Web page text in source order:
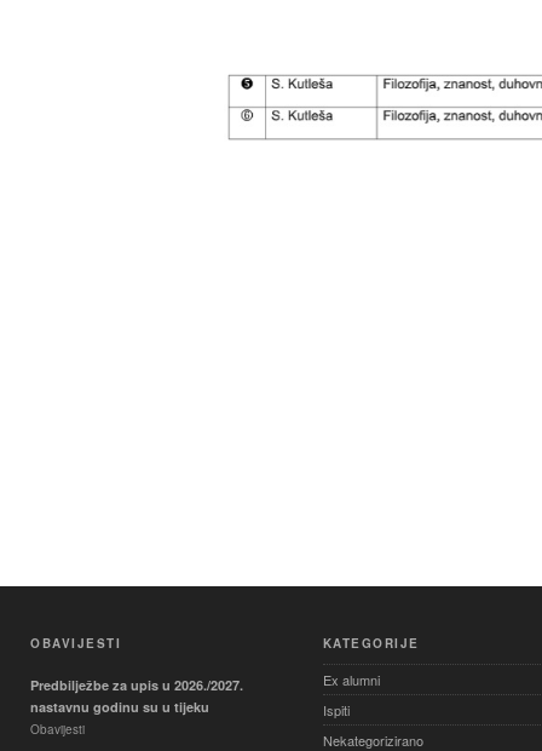
OBAVIJESTI
Predbilježbe za upis u 2026./2027.
nastavnu godinu su u tijeku
Obavijesti
KATEGORIJE
Ex alumni
Ispiti
Nekategorizirano